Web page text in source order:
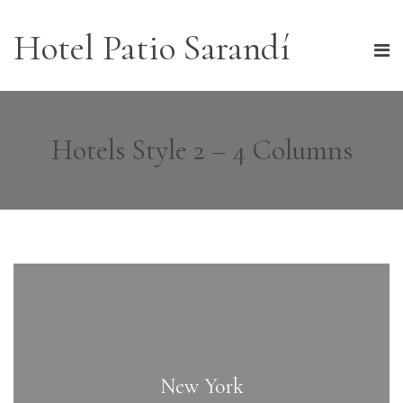
Hotel Patio Sarandí
Hotels Style 2 – 4 Columns
New York